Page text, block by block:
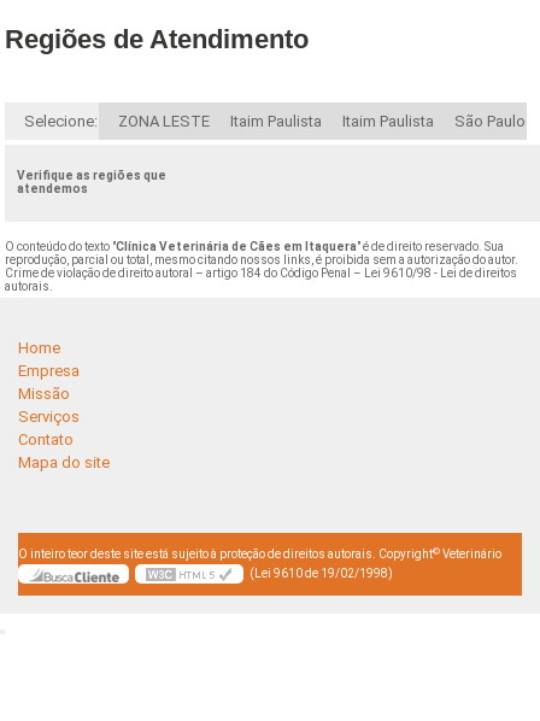
Regiões de Atendimento
Selecione: ZONA LESTE Itaim Paulista Itaim Paulista São Paulo
Verifique as regiões que
atendemos
O conteúdo do texto "Clínica Veterinária de Cães em Itaquera" é de direito reservado. Sua
reprodução, parcial ou total, mesmo citando nossos links, é proibida sem a autorização do autor.
Crime de violação de direito autoral – artigo 184 do Código Penal –
Lei 9610/98 - Lei de direitos
autorais
Home
Empresa
Missão
Serviços
Contato
Mapa do site
O inteiro teor deste site está sujeito à proteção de direitos autorais. Copyright© Veterinário
(Lei 9610 de 19/02/1998)